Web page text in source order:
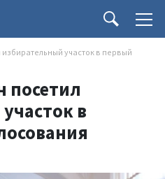
участок в первый
посетил
в